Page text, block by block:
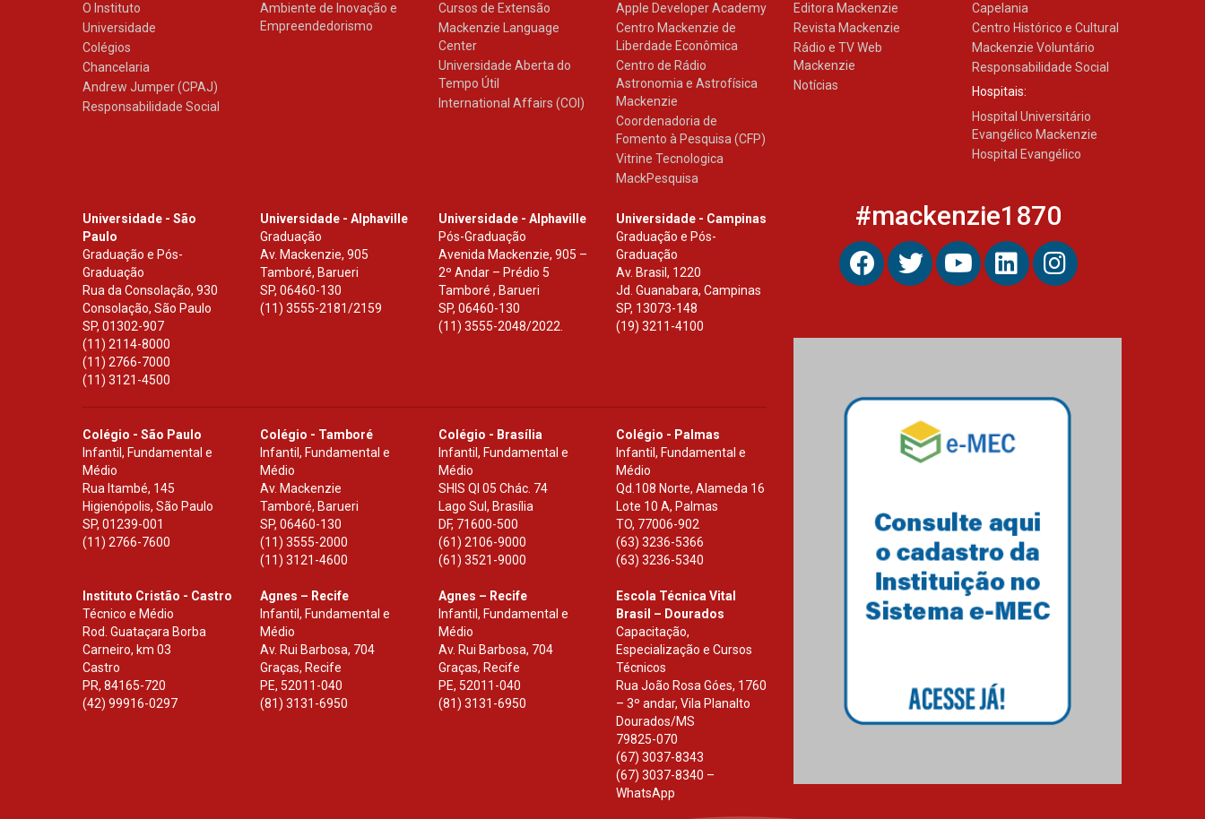
04.08.2026
O Instituto
Universidade
Colégios
Chancelaria
Andrew Jumper (CPAJ)
Responsabilidade Social
Ambiente de Inovação e
Empreendedorismo
Cursos de Extensão
Mackenzie Language
Center
Universidade Aberta do
Tempo Útil
International Affairs (COI)
Apple Developer Academy
Centro Mackenzie de
Liberdade Econômica
Centro de Rádio
Astronomia e Astrofísica
Mackenzie
Coordenadoria de
Fomento à Pesquisa (CFP)
Vitrine Tecnologica
MackPesquisa
Editora Mackenzie
Revista Mackenzie
Rádio e TV Web
Mackenzie
Notícias
Capelania
Centro Histórico e Cultural
Mackenzie Voluntário
Responsabilidade Social
Hospitais:
Hospital Universitário
Evangélico Mackenzie
Hospital Evangélico
Universidade - São
Paulo
Graduação e Pós-
Graduação
Rua da Consolação, 930
Consolação, São Paulo
SP, 01302-907
(11) 2114-8000
(11) 2766-7000
(11) 3121-4500
Universidade - Alphaville
Graduação
Av. Mackenzie, 905
Tamboré, Barueri
SP,06460-130
(11) 3555-2181/2159
Universidade - Alphaville
Pós-Graduação
Avenida Mackenzie, 905 –
2º Andar – Prédio 5
Tamboré , Barueri
SP, 06460-130
(11) 3555-2048/2022.
Universidade - Campinas
Graduação e Pós-
Graduação
Av. Brasil, 1220
Jd. Guanabara, Campinas
SP, 13073-148
(19) 3211-4100
Colégio - São Paulo
Infantil, Fundamental e
Médio
Rua Itambé, 145
Higienópolis, São Paulo
SP, 01239-001
(11) 2766-7600
Colégio - Tamboré
Infantil, Fundamental e
Médio
Av. Mackenzie
Tamboré, Barueri
SP,06460-130
(11) 3555-2000
(11) 3121-4600
Colégio - Brasília
Infantil, Fundamental e
Médio
SHIS Ql 05 Chác. 74
Lago Sul, Brasília
DF, 71600-500
(61) 2106-9000
(61) 3521-9000
Colégio - Palmas
Infantil, Fundamental e
Médio
Qd.108 Norte, Alameda 16
Lote 10 A, Palmas
TO, 77006-902
(63) 3236-5366
(63) 3236-5340
Instituto Cristão - Castro
Técnico e Médio
Rod. Guataçara Borba
Carneiro, km 03
Castro
PR, 84165-720
(42) 99916-0297
Agnes – Recife
Infantil, Fundamental e
Médio
Av. Rui Barbosa, 704
Graças, Recife
PE, 52011-040
(81) 3131-6950
Agnes – Recife
Infantil, Fundamental e
Médio
Av. Rui Barbosa, 704
Graças, Recife
PE, 52011-040
(81) 3131-6950
Escola Técnica Vital
Brasil – Dourados
Capacitação,
Especialização e Cursos
Técnicos
Rua João Rosa Góes, 1760
– 3º andar, Vila Planalto
Dourados/MS
79825-070
(67) 3037-8343
(67) 3037-8340 –
WhatsApp
#mackenzie1870